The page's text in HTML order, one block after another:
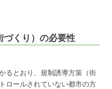
づくり）の必要性
るとおり、規制誘導方策（街
ロールされていない都市の方